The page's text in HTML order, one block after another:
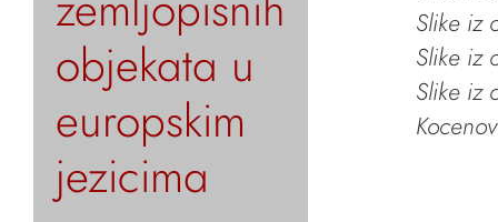
objekata u
europskim
jezicima
Slike iz
Slike iz
Slike iz